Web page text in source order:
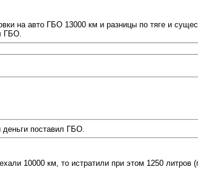
на авто ГБО 13000 км и разницы по тяге и
ГБО.
поставил ГБО.
10000 км, то истратили при этом 1250